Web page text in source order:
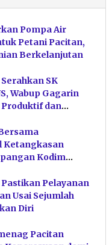
Pompa Air
Petani Pacitan,
Berkelanjutan
SK
Wabup Gagarin
dan
Ketangkasan
Kodim
Pelayanan
Usai Sejumlah
Diri
Pacitan